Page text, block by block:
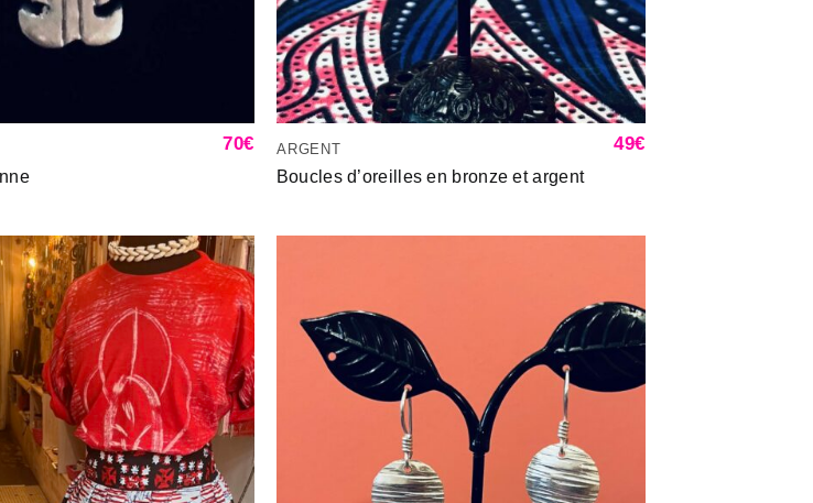
70€ ARGENT
Boucles d’oreilles en bronze et argent
49€
Ajouter
à la liste
d’envies
Ajouter
à la liste